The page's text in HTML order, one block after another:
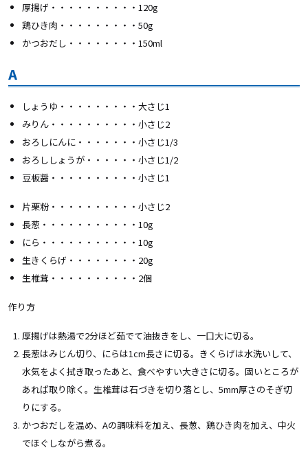
厚揚げ・・・・・・・・・・120g
鶏ひき肉・・・・・・・・・50g
かつおだし・・・・・・・・150ml
A
しょうゆ・・・・・・・・・大さじ1
みりん・・・・・・・・・・小さじ2
おろしにんに・・・・・・・小さじ1/3
おろししょうが・・・・・・小さじ1/2
豆板醤・・・・・・・・・・小さじ1
片栗粉・・・・・・・・・・小さじ2
長葱・・・・・・・・・・・10g
にら・・・・・・・・・・・10g
生きくらげ・・・・・・・・20g
生椎茸・・・・・・・・・・2個
作り方
厚揚げは熱湯で2分ほど茹でて油抜きをし、一口大に切る。
長葱はみじん切り、にらは1cm長さに切る。きくらげは水洗いして、
水気をよく拭き取ったあと、食べやすい大きさに切る。固いところが
あれば取り除く。生椎茸は石づきを切り落とし、5mm厚さのそぎ切
りにする。
かつおだしを温め、Aの調味料を加え、長葱、鶏ひき肉を加え、中火
でほぐしながら煮る。